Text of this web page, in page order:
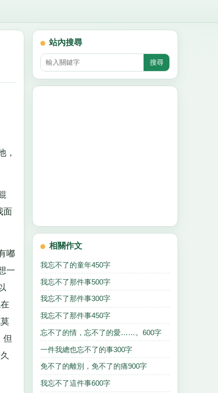
，
面
嘟
一
但
站內搜尋
相關作文
我忘不了的童年450字
我忘不了那件事500字
我忘不了那件事300字
我忘不了那件事450字
忘不了的情，忘不了的愛……。600字
一件我總也忘不了的事300字
免不了的離別，免不了的痛900字
我忘不了這件事600字